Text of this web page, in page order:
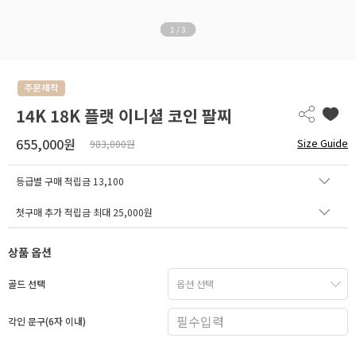
1 / 3
14K 18K 플랫 이니셜 코인 팔찌
655,000원 983,000원 Size Guide
등급별 구매 적립금 13,100
첫구매 추가 적립금 최대 25,000원
상품 옵션
골드 선택
각인 문구(6자 이내)